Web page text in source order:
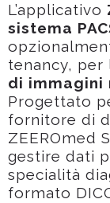
L’applicativo
sistema
tenancy, per
di
Progettato
fornitore di
ZEEROmed
gestire dati
specialità
formato